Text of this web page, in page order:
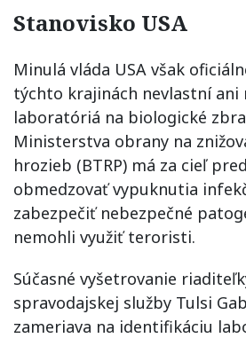
Stanovisko USA
Minulá vláda USA však
týchto krajinách nevlastní ani
laboratóriá na biologické
Ministerstva obrany na
hrozieb (BTRP) má za cieľ
obmedzovať vypuknutia
zabezpečiť nebezpečné
nemohli využiť teroristi.
Súčasné vyšetrovanie
spravodajskej služby Tulsi
zameriava na identifikáciu